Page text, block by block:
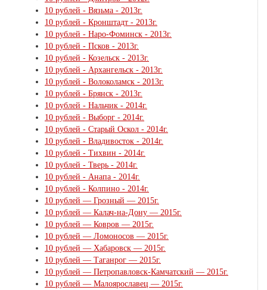
10 рублей - Вязьма - 2013г.
10 рублей - Кронштадт - 2013г.
10 рублей - Наро-Фоминск - 2013г.
10 рублей - Псков - 2013г.
10 рублей - Козельск - 2013г.
10 рублей - Архангельск - 2013г.
10 рублей - Волоколамск - 2013г.
10 рублей - Брянск - 2013г.
10 рублей - Нальчик - 2014г.
10 рублей - Выборг - 2014г.
10 рублей - Старый Оскол - 2014г.
10 рублей - Владивосток - 2014г.
10 рублей - Тихвин - 2014г.
10 рублей - Тверь - 2014г.
10 рублей - Анапа - 2014г.
10 рублей - Колпино - 2014г.
10 рублей — Грозный — 2015г.
10 рублей — Калач-на-Дону — 2015г.
10 рублей — Ковров — 2015г.
10 рублей — Ломоносов — 2015г.
10 рублей — Хабаровск — 2015г.
10 рублей — Таганрог — 2015г.
10 рублей — Петропавловск-Камчатский — 2015г.
10 рублей — Малоярославец — 2015г.